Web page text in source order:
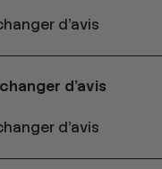
d'avis
d'avis
d'avis